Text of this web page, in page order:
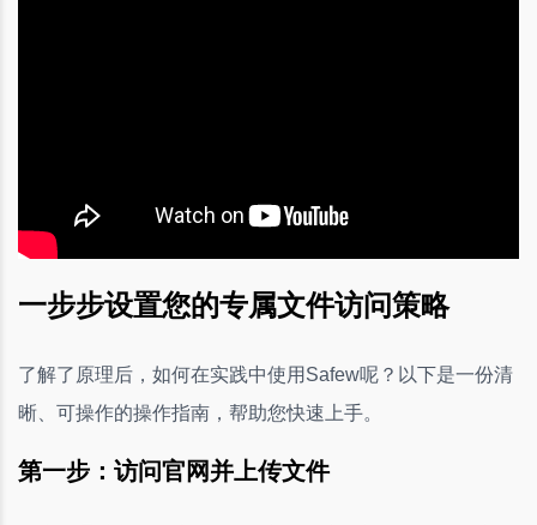
一步步设置您的专属文件访问策略
了解了原理后，如何在实践中使用Safew呢？以下是一份清
晰、可操作的操作指南，帮助您快速上手。
第一步：访问官网并上传文件